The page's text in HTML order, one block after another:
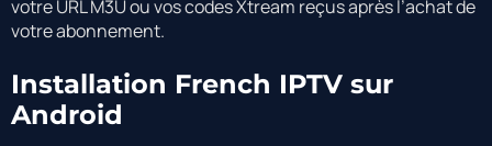
votre URL M3U ou vos codes Xtream reçus après l’achat de
votre abonnement.
Installation French IPTV sur
Android